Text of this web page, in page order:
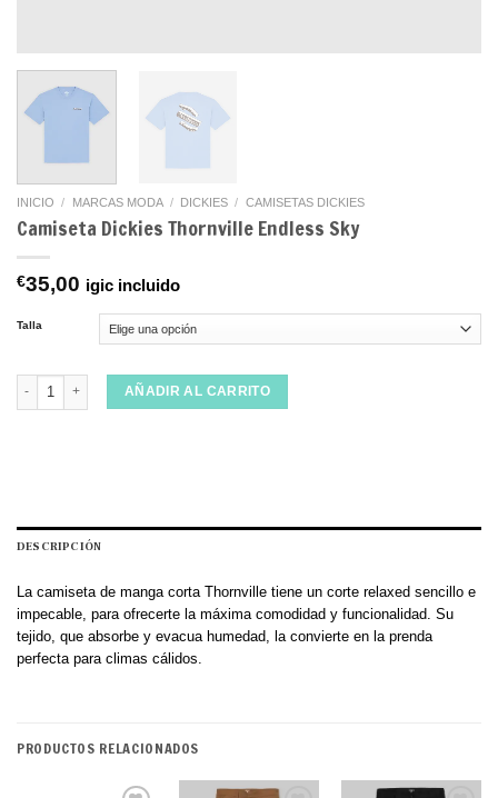
INICIO / MARCAS MODA / DICKIES / CAMISETAS DICKIES
Camiseta Dickies Thornville Endless Sky
€35,00 igic incluido
Talla
Camiseta Dickies Thornville Endless Sky cantidad
AÑADIR AL CARRITO
DESCRIPCIÓN
La camiseta de manga corta Thornville tiene un corte relaxed sencillo e
impecable, para ofrecerte la máxima comodidad y funcionalidad. Su
tejido, que absorbe y evacua humedad, la convierte en la prenda
perfecta para climas cálidos.
PRODUCTOS RELACIONADOS